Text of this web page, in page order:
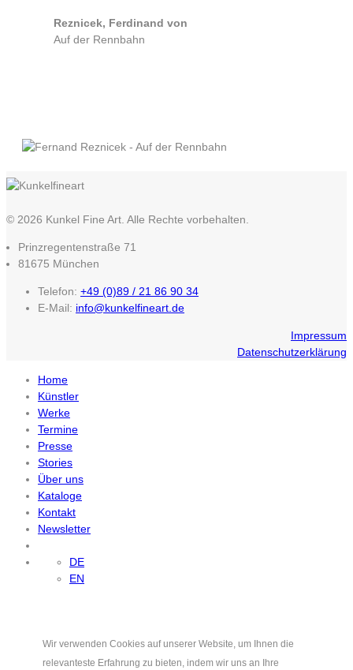
Reznicek, Ferdinand von
Auf der Rennbahn
© 2026 Kunkel Fine Art. Alle Rechte vorbehalten.
Prinzregentenstraße 71
81675 München
Telefon: +49 (0)89 / 21 86 90 34
E-Mail: info@kunkelfineart.de
Impressum
Datenschutzerklärung
Home
Künstler
Werke
Termine
Presse
Stories
Über uns
Kataloge
Kontakt
Newsletter
DE
EN
Wir verwenden Cookies auf unserer Website, um Ihnen die
relevanteste Erfahrung zu bieten, indem wir uns an Ihre